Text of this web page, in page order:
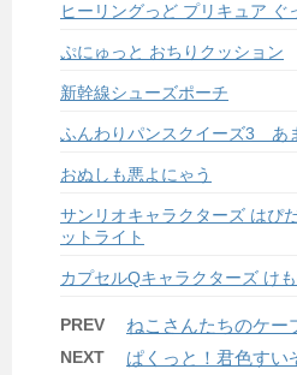
ヒーリングっど プリキュア ぐ
ぷにゅっと おちりクッション
新幹線シューズポーチ
ふんわりパンスクイーズ3 あ
おぬしも悪よにゃう
サンリオキャラクターズ はぴ
ットライト
カプセルQキャラクターズ け
PREV ねこさんたちのケー
NEXT ぱくっと！君色すい